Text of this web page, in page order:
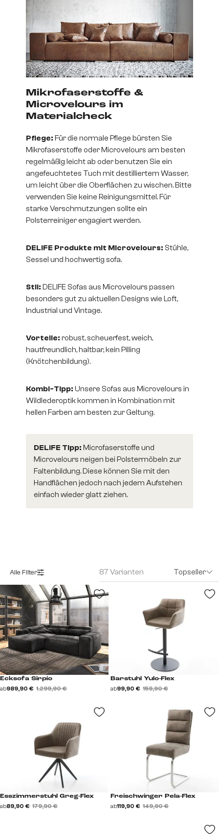
Mikrofaserstoffe &
Microvelours im
Materialcheck
Pflege: Für die normale Pflege bürsten Sie
Mikrofaserstoffe oder Microvelours am besten
regelmäßig leicht ab oder benutzen Sie ein
angefeuchtetes Tuch mit destilliertem Wasser,
um leicht über die Oberflächen zu wischen. Bitte
verwenden Sie keine Reinigungsmittel. Für
starke Verschmutzungen sollte ein
Polsterreiniger engagiert werden.
DELIFE Produkte mit Microvelours: Stühle,
Sessel und hochwertig sofa.
Stil: DELIFE Sofas aus Microvelours passen
besonders gut zu aktuellen Designs wie Loft,
Industrial und Vintage.
Vorteile: robust, scheuerfest, weich,
hautfreundlich, haltbar, kein Pilling
(Knötchenbildung).
Kombi-Tipp: Unsere Sofas aus Microvelours in
Wildlederoptik kommen in Kombination mit
hellen Farben am besten zur Geltung.
DELIFE Tipp: Microfaserstoffe und
Microvelours neigen bei Polstermöbeln zur
Faltenbildung. Diese können Sie mit den
Handflächen jedoch nach jedem Aufstehen
einfach wieder glatt ziehen.
Alle Filter 87 Varianten Topseller
Ecksofa Sirpio
ab989,90 € 1.299,90 €
Barstuhl Yulo-Flex
ab99,90 € 159,90 €
Esszimmerstuhl Greg-Flex
ab89,90 € 179,90 €
Freischwinger Pela-Flex
ab119,90 € 149,90 €